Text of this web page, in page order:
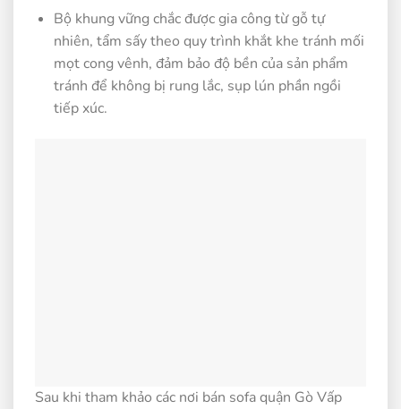
Bộ khung vững chắc được gia công từ gỗ tự
nhiên, tẩm sấy theo quy trình khắt khe tránh mối
mọt cong vênh, đảm bảo độ bền của sản phẩm
tránh để không bị rung lắc, sụp lún phần ngồi
tiếp xúc.
Sau khi tham khảo các nơi bán sofa quận Gò Vấp